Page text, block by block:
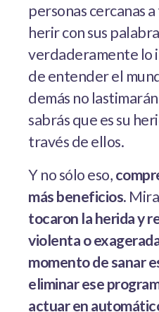
personas cercanas
herir con sus
verdaderamente lo
de entender el
demás no
sabrás que es su
través de ellos.
Y no sólo eso,
más beneficios.
tocaron la herida y
violenta o
momento de sanar
eliminar ese
actuar en